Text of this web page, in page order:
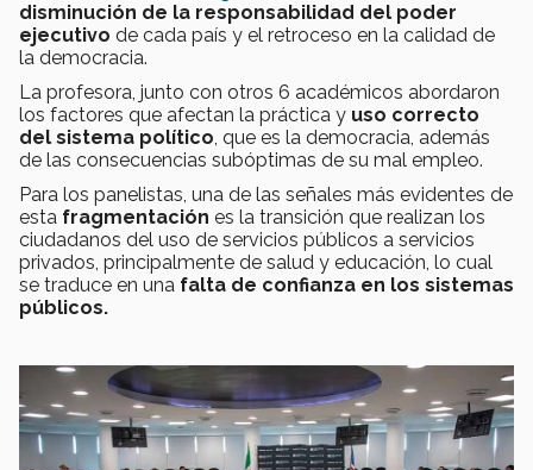
disminución de la responsabilidad del poder
ejecutivo de cada país y el retroceso en la calidad de
la democracia.
La profesora, junto con otros 6 académicos abordaron
los factores que afectan la práctica y uso correcto
del sistema político, que es la democracia, además
de las consecuencias subóptimas de su mal empleo.
Para los panelistas, una de las señales más evidentes de
esta fragmentación es la transición que realizan los
ciudadanos del uso de servicios públicos a servicios
privados, principalmente de salud y educación, lo cual
se traduce en una falta de confianza en los sistemas
públicos.